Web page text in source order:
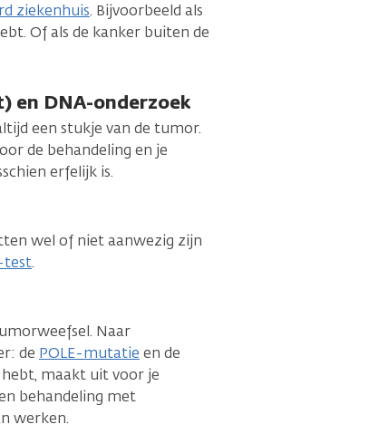
ziekenhuis. Bijvoorbeeld als
Of als de kanker buiten de
en DNA-onderzoek
een stukje van de tumor.
de behandeling en je
erfelijk is.
wel of niet aanwezig zijn
test.
Naar
de POLE-mutatie en de
maakt uit voor je
behandeling met
werken.